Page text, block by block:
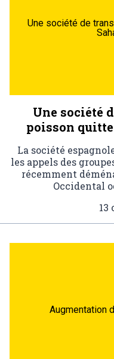
Une société de
Une société
poisson
La société
les appels des
récemment
Occidental
13
Augmentation